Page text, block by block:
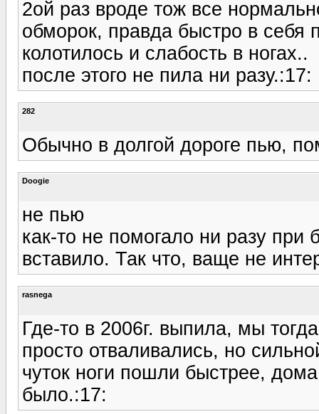
2ой раз вроде тож все
обморок, правда быстро в
колотилось и слабость в ногах..
после этого не пила ни разу.:17:
282
Обычно в долгой дороге пью,
Doogie
не пью
как-то не помогало ни разу
вставило. Так что, ваще не
rasnega
Где-то в 2006г. выпила, мы
просто отваливались, но
чуток ноги пошли быстрее,
было.:17: